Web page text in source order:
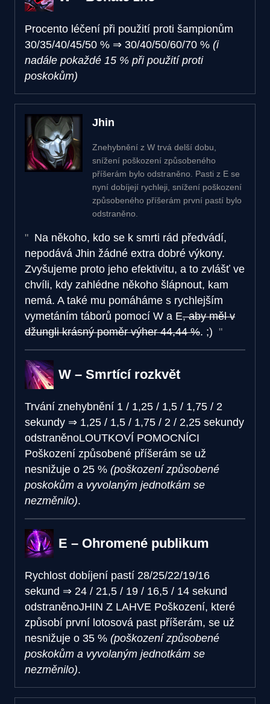
Procento léčení při použití proti šampionům
30/35/40/45/50 % ⇒ 30/40/50/60/70 % (i
nadále pokaždé 15 % při použití proti
poskokům)
Jhin
Znehybnění z W trvá delší dobu,
snížení poškození způsobeného
příšerám bylo odstraněno. Pasti z E se
nyní dobíjejí rychleji, snížení poškození
způsobeného příšerám první pastí bylo
odstraněno.
Na někoho, kdo se k smrti rád předvádí,
nepodává Jhin žádné extra dobré výkony.
Zvyšujeme proto jeho efektivitu, a to zvlášť ve
chvíli, kdy zahlédne někoho šlápnout, kam
nemá. A také mu pomáháme s rychlejším
vymetáním táborů pomocí W a E, aby měl v
džungli krásný poměr výher 44,44 %. ;)
W – Smrtící rozkvět
Trvání znehybnění 1 / 1,25 / 1,5 / 1,75 / 2
sekundy ⇒ 1,25 / 1,5 / 1,75 / 2 / 2,25 sekundy
odstraněnoLOUTKOVÍ POMOCNÍCI
Poškození způsobené příšerám se už
nesnižuje o 25 % (poškození způsobené
poskokům a vyvolaným jednotkám se
nezměnilo).
E – Ohromené publikum
Rychlost dobíjení pastí 28/25/22/19/16
sekund ⇒ 24 / 21,5 / 19 / 16,5 / 14 sekund
odstraněnoJHIN Z LAHVE Poškození, které
způsobí první lotosová past příšerám, se už
nesnižuje o 35 % (poškození způsobené
poskokům a vyvolaným jednotkám se
nezměnilo).